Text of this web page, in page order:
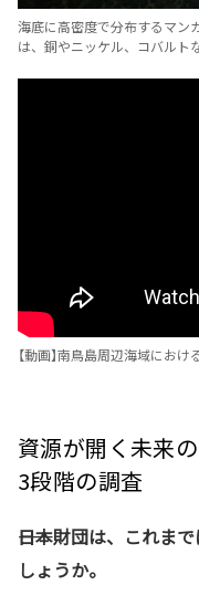
海底に高密度で分布するマン
は、銅やニッケル、コバルト
【動画】南鳥島周辺海域にお
資源が開く未来
3段階の調査
――日本財団は、これま
しょうか。